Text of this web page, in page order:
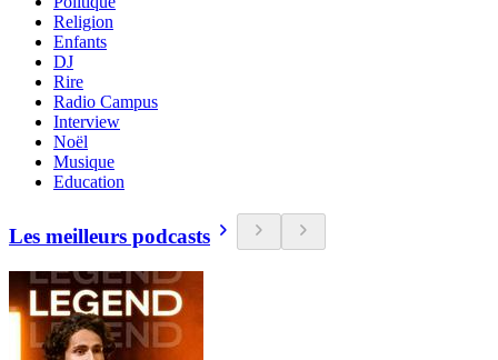
Religion
Enfants
DJ
Rire
Radio Campus
Interview
Noël
Musique
Education
Les meilleurs podcasts